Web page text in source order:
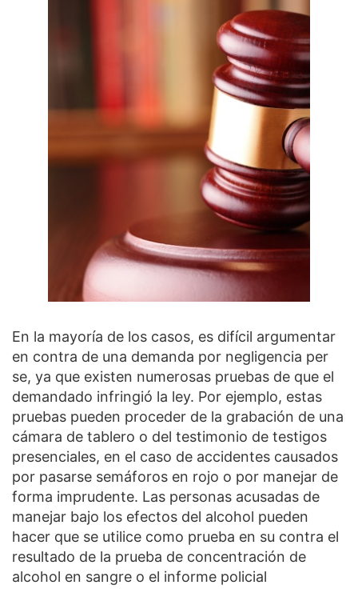
En la mayoría de los casos, es difícil argumentar
en contra de una demanda por negligencia per
se, ya que existen numerosas pruebas de que el
demandado infringió la ley. Por ejemplo, estas
pruebas pueden proceder de la grabación de una
cámara de tablero o del testimonio de testigos
presenciales, en el caso de accidentes causados
por pasarse semáforos en rojo o por manejar de
forma imprudente. Las personas acusadas de
manejar bajo los efectos del alcohol pueden
hacer que se utilice como prueba en su contra el
resultado de la prueba de concentración de
alcohol en sangre o el informe policial